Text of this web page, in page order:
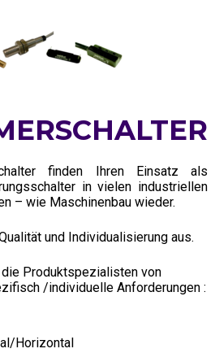
finden Ihren Einsatz als
in vielen industriellen
– wie Maschinenbau wieder.
und Individualisierung aus.
Produktspezialisten von
/individuelle Anforderungen :
Horizontal